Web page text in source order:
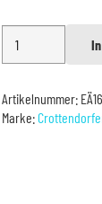
XXL
Menge
Alternative:
Artikelnummer:
Marke: